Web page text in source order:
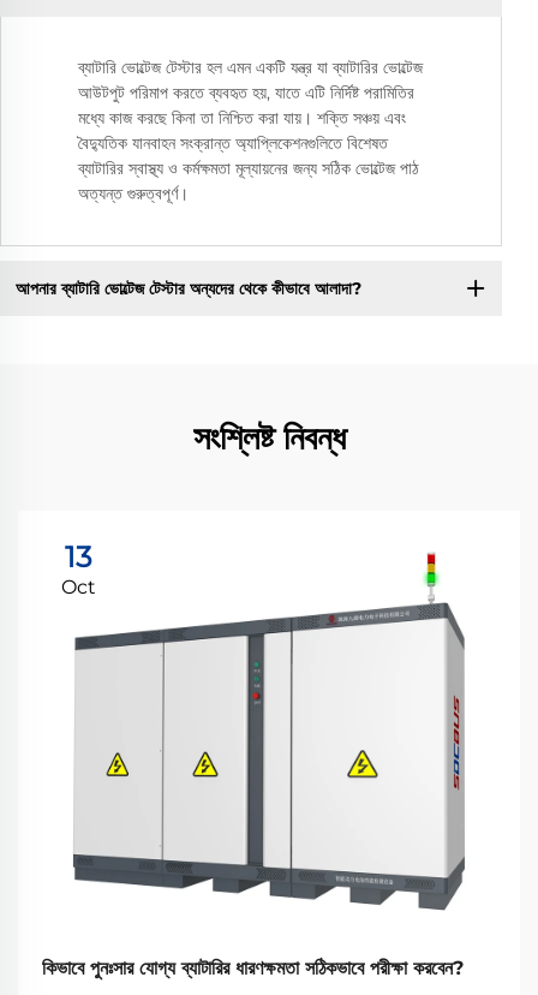
ব্যাটারি ভোল্টেজ টেস্টার হল এমন একটি যন্ত্র যা ব্যাটারির ভোল্টেজ
আউটপুট পরিমাপ করতে ব্যবহৃত হয়, যাতে এটি নির্দিষ্ট পরামিতির
মধ্যে কাজ করছে কিনা তা নিশ্চিত করা যায়। শক্তি সঞ্চয় এবং
বৈদ্যুতিক যানবাহন সংক্রান্ত অ্যাপ্লিকেশনগুলিতে বিশেষত
ব্যাটারির স্বাস্থ্য ও কর্মক্ষমতা মূল্যায়নের জন্য সঠিক ভোল্টেজ পাঠ
অত্যন্ত গুরুত্বপূর্ণ।
আপনার ব্যাটারি ভোল্টেজ টেস্টার অন্যদের থেকে কীভাবে আলাদা?
সংশ্লিষ্ট নিবন্ধ
13
Oct
কিভাবে পুনঃসার যোগ্য ব্যাটারির ধারণক্ষমতা সঠিকভাবে পরীক্ষা করবেন?